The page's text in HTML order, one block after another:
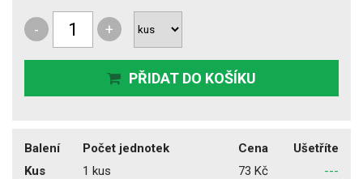
- +
PŘIDAT DO KOŠÍKU
Balení Počet jednotek Cena
Ušetříte
Kus
1 kus 73 Kč
---